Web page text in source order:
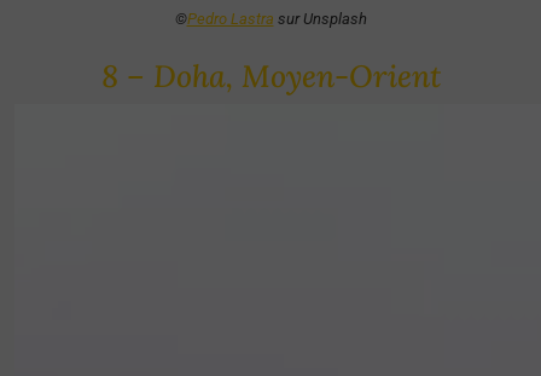
©Pedro Lastra sur Unsplash
8 – Doha, Moyen-Orient